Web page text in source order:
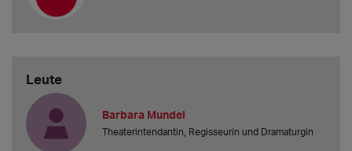
Leute
Barbara Mundel
Theaterintendantin, Regisseurin und Dramaturgin